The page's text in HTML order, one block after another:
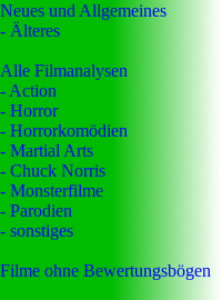
Neues und Allgemeines
- Älteres
Alle Filmanalysen
- Action
- Horror
- Horrorkomödien
- Martial Arts
- Chuck Norris
- Monsterfilme
- Parodien
- sonstiges
Filme ohne Bewertungsbögen